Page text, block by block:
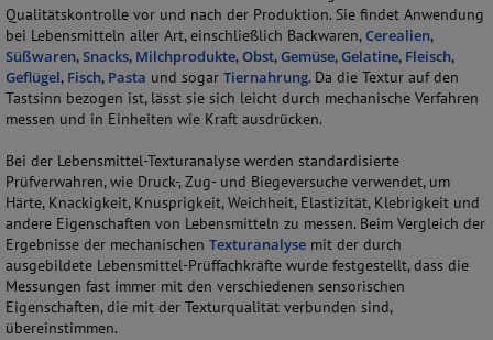
Qualitätskontrolle vor und nach der Produktion. Sie findet Anwendung
bei Lebensmitteln aller Art, einschließlich Backwaren,Cerealien,
Süßwaren,Snacks, Milchprodukte,Obst,Gemüse,Gelatine, Fleisch,
Geflügel, Fisch, Pasta und sogar Tiernahrung. Da die Textur auf den
Tastsinn bezogen ist, lässt sie sich leicht durch mechanische Verfahren
messen und in Einheiten wie Kraft ausdrücken.
Bei der Lebensmittel-Texturanalyse werden standardisierte
Prüfverwahren, wie Druck-, Zug- und Biegeversuche verwendet, um
Härte, Knackigkeit, Knusprigkeit, Weichheit, Elastizität, Klebrigkeit und
andere Eigenschaften von Lebensmitteln zu messen. Beim Vergleich der
Ergebnisse der mechanischen Texturanalyse mit der durch
ausgebildete Lebensmittel-Prüffachkräfte wurde festgestellt, dass die
Messungen fast immer mit den verschiedenen sensorischen
Eigenschaften, die mit der Texturqualität verbunden sind,
übereinstimmen.